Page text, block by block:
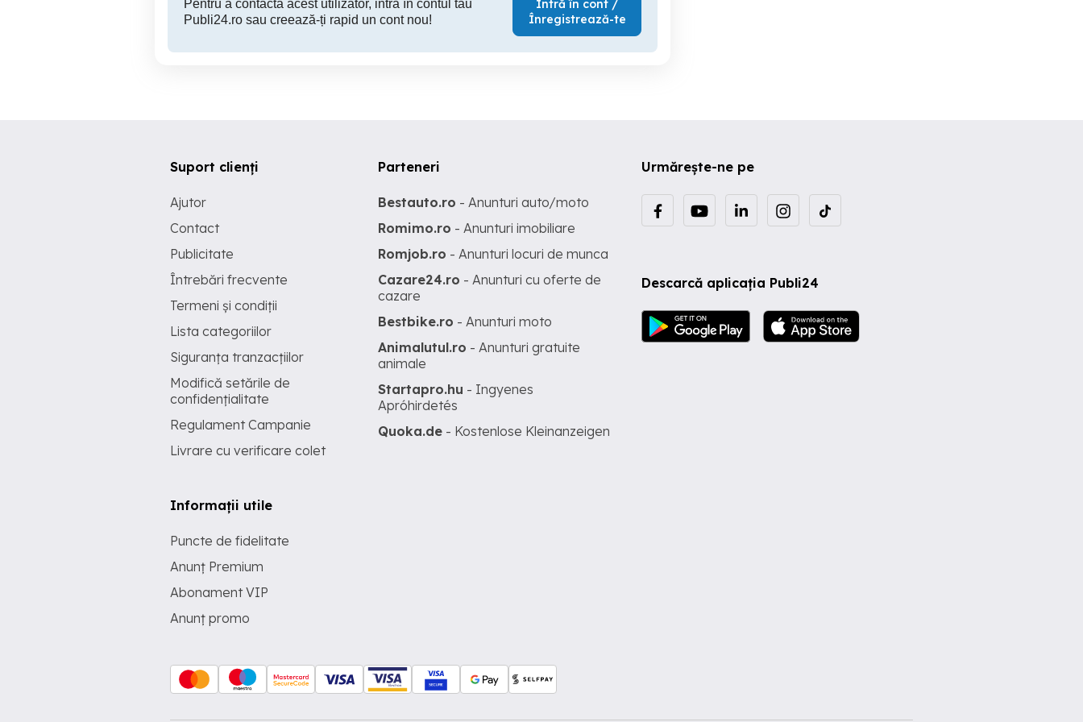
Pentru a contacta acest utilizator, intră în contul tău
Publi24.ro sau creează-ți rapid un cont nou!
Intră în cont /
Înregistrează-te
Urmărește-ne pe
Descarcă aplicația Publi24
Suport clienți
Ajutor
Contact
Publicitate
Întrebări frecvente
Termeni și condiții
Lista categoriilor
Siguranța tranzacțiilor
Modifică setările de
confidențialitate
Regulament Campanie
Livrare cu verificare colet
Informații utile
Puncte de fidelitate
Anunț Premium
Abonament VIP
Anunț promo
Parteneri
Bestauto.ro - Anunturi auto/moto
Romimo.ro - Anunturi imobiliare
Romjob.ro - Anunturi locuri de munca
Cazare24.ro - Anunturi cu oferte de
cazare
Bestbike.ro - Anunturi moto
Animalutul.ro - Anunturi gratuite
animale
Startapro.hu - Ingyenes
Apróhirdetés
Quoka.de - Kostenlose Kleinanzeigen